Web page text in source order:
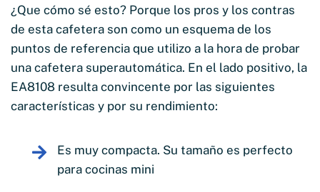
¿Que cómo sé esto? Porque los pros y los contras
de esta cafetera son como un esquema de los
puntos de referencia que utilizo a la hora de probar
una cafetera superautomática. En el lado positivo, la
EA8108 resulta convincente por las siguientes
características y por su rendimiento:
Es muy compacta. Su tamaño es perfecto
para cocinas mini